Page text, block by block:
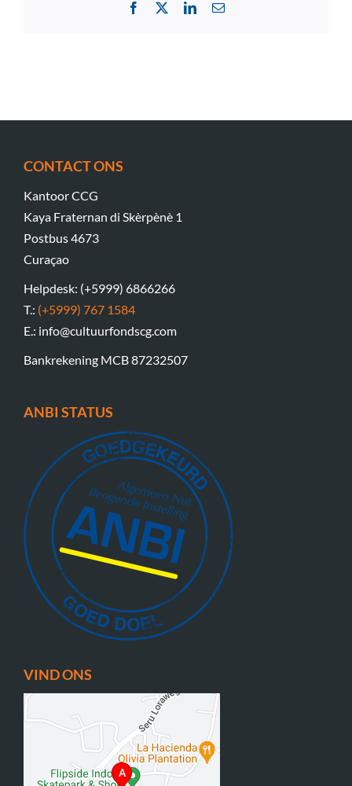
Facebook LinkedInEmail
CONTACT ONS
Kantoor CCG
Kaya Fraternan di Skèrpènè 1
Postbus 4673
Curaçao
Helpdesk: (+5999) 6866266
T.: (+5999) 767 1584
E.: info@cultuurfondscg.com
Bankrekening MCB 87232507
ANBI STATUS
VIND ONS